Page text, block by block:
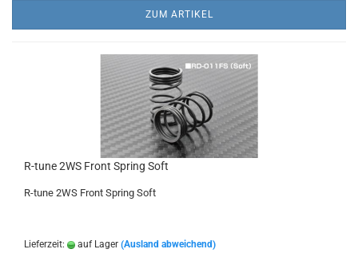
ZUM ARTIKEL
R-tune 2WS Front Spring Soft
R-tune 2WS Front Spring Soft
Lieferzeit: auf Lager (Ausland abweichend)